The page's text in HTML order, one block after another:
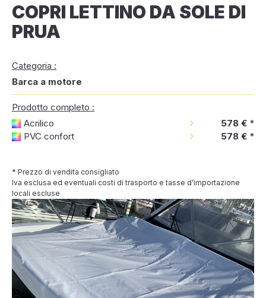
COPRI LETTINO DA SOLE DI
PRUA
Categoria :
Barca a motore
Prodotto completo :
Acrilico
578 € *
PVC confort
578 € *
* Prezzo di vendita consigliato
Iva esclusa ed eventuali costi di trasporto e tasse d’importazione
locali escluse